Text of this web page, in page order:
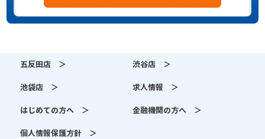
五反田店 ＞ 渋谷店 ＞
池袋店 ＞ 求人情報 ＞
はじめての方へ ＞ 金融機関の方へ ＞
個人情報保護方針 ＞